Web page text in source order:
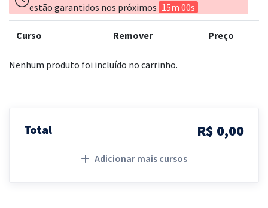
estão garantidos nos próximos 15m 00s
Curso Remover Preço
Nenhum produto foi incluído no carrinho.
Total R$ 0,00
Adicionar mais cursos